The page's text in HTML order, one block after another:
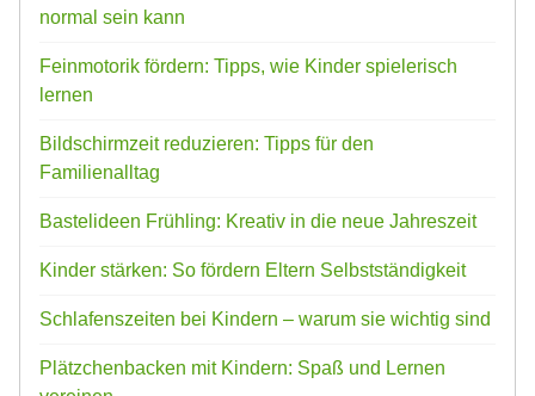
normal sein kann
Feinmotorik fördern: Tipps, wie Kinder spielerisch
lernen
Bildschirmzeit reduzieren: Tipps für den
Familienalltag
Bastelideen Frühling: Kreativ in die neue Jahreszeit
Kinder stärken: So fördern Eltern Selbstständigkeit
Schlafenszeiten bei Kindern – warum sie wichtig sind
Plätzchenbacken mit Kindern: Spaß und Lernen